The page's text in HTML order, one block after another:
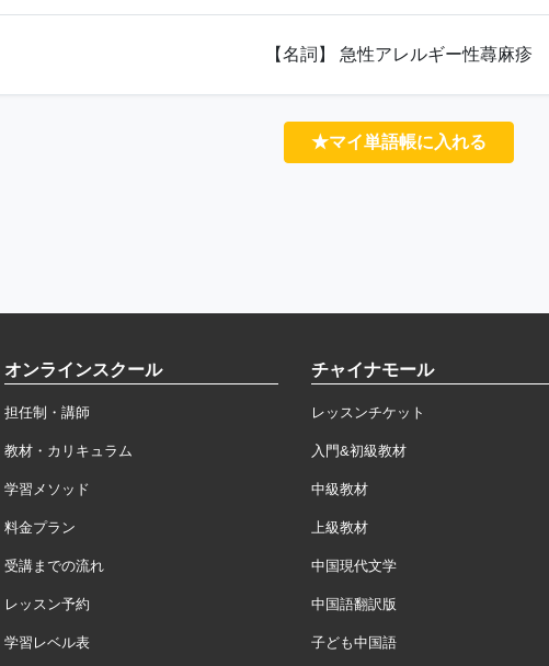
【名詞】 急性アレルギー性蕁麻疹
★マイ単語帳に入れる
オンラインスクール
担任制・講師
教材・カリキュラム
学習メソッド
料金プラン
受講までの流れ
レッスン予約
学習レベル表
チャイナモール
レッスンチケット
入門&初級教材
中級教材
上級教材
中国現代文学
中国語翻訳版
子ども中国語